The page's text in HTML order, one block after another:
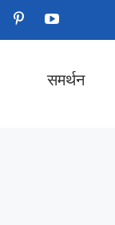
समर्थन